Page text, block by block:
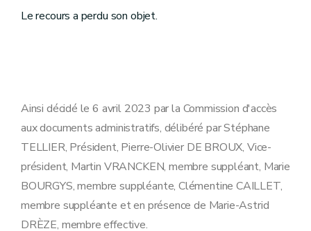
Le recours a perdu son objet.
Ainsi décidé le 6 avril 2023 par la Commission d'accès
aux documents administratifs, délibéré par Stéphane
TELLIER, Président, Pierre-Olivier DE BROUX, Vice-
président, Martin VRANCKEN, membre suppléant, Marie
BOURGYS, membre suppléante, Clémentine CAILLET,
membre suppléante et en présence de Marie-Astrid
DRÈZE, membre effective.